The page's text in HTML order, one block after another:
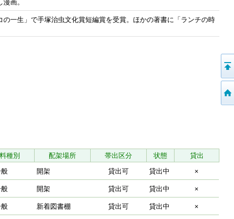
画。
一生」で手塚治虫文化賞短編賞を受賞。ほかの著書に「ランチの時
種別 配架場所 帯出区分 状態
貸出
開架 貸出可 貸出中 ×
開架 貸出可 貸出中 ×
新着図書棚 貸出可 貸出中 ×